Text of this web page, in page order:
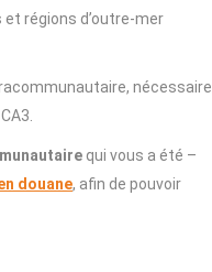
régions d’outre-mer
nécessaire
qui vous a été –
douane, afin de pouvoir